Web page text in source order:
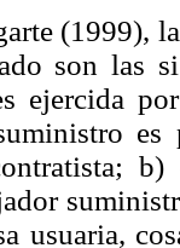
(1999),
son las
ejercida
es
usuaria,